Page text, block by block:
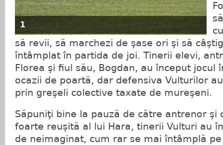
1
să revii, să marchezi de şase ori şi să
întâmplat în partida de joi. Tinerii elevi,
Florea şi fiul său, Bogdan, au început jocul
ocazii de poartă, dar defensiva Vulturilor
prin greşeli colective taxate de mureşeni.
Săpuniţi bine la pauză de către antrenor şi
foarte reuşită al lui Hara, tinerii Vulturi au
de neimaginat, cum rar se mai întâmplă